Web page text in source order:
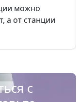
можно
а от станции
с